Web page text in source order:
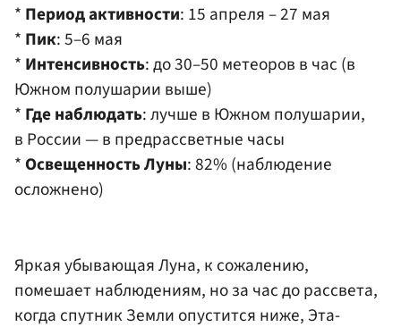
* Период активности: 15 апреля – 27 мая
* Пик: 5–6 мая
* Интенсивность: до 30–50 метеоров в час (в
Южном полушарии выше)
* Где наблюдать: лучше в Южном полушарии,
в России — в предрассветные часы
* Освещенность Луны: 82% (наблюдение
осложнено)
Яркая убывающая Луна, к сожалению,
помешает наблюдениям, но за час до рассвета,
когда спутник Земли опустится ниже, Эта-